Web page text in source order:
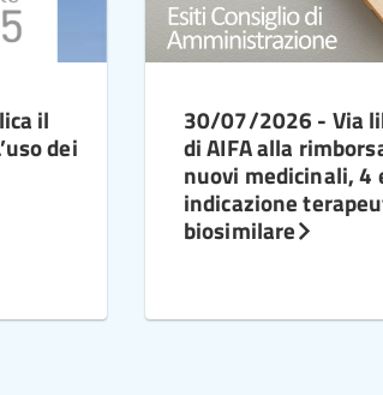
il
dei
30/07/2026 - Via
di AIFA alla
nuovi medicinali, 4
indicazione
biosimilare